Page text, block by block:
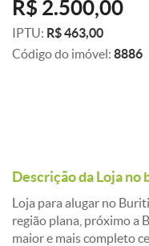
R$ 2.500,00
IPTU: R$ 463,00
Código do imóvel: 8886
Descrição da Loja no
Loja para alugar no
região plana, próximo a
maior e mais completo